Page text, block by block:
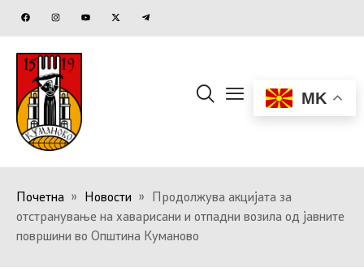
MK
Почетна » Новости »
Продолжува акцијата за
отстранување на хаварисани и отпадни возила од јавните
површини во Општина Куманово